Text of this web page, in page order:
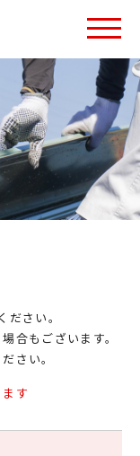
さい。
合もございます。
さい。
す